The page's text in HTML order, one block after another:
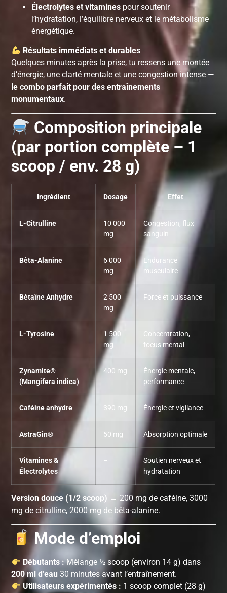
Électrolytes et vitamines pour soutenir
l’hydratation, l’équilibre nerveux et le métabolisme
énergétique.
Résultats immédiats et durables
Quelques minutes après la prise, tu ressens une montée
d’énergie, une clarté mentale et une congestion intense —
le combo parfait pour des entraînements
monumentaux.
Composition principale
(par portion complète – 1
scoop / env. 28 g)
Ingrédient Dosage Effet
L-Citrulline
10 000
mg
Congestion, flux
sanguin
Bêta-Alanine
6 000
mg
Endurance
musculaire
Bétaïne Anhydre
2 500
mg
Force et puissance
L-Tyrosine
1 500
mg
Concentration,
focus mental
Zynamite®
(Mangifera indica)
400 mg
Énergie mentale,
performance
Caféine anhydre 390 mg Énergie et vigilance
AstraGin® 50 mg Absorption optimale
Vitamines &
Électrolytes
–
Soutien nerveux et
hydratation
Version douce (1/2 scoop) → 200 mg de caféine, 3000
mg de citrulline, 2000 mg de bêta-alanine.
Mode d’emploi
Débutants :Mélange ½ scoop (environ 14 g) dans
200 ml d’eau 30 minutes avant l’entraînement.
Utilisateurs expérimentés : 1 scoop complet (28 g)